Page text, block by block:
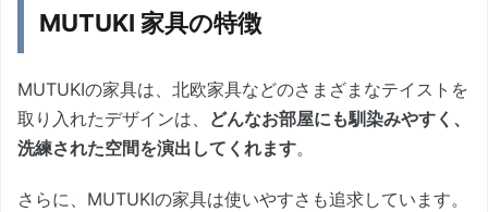
MUTUKI 家具の特徴
MUTUKIの家具は、北欧家具などのさまざまなテイストを
取り入れたデザインは、 どんなお部屋にも馴染みやすく、
洗練された空間を演出してくれます。
さらに、MUTUKIの家具は使いやすさも追求しています。